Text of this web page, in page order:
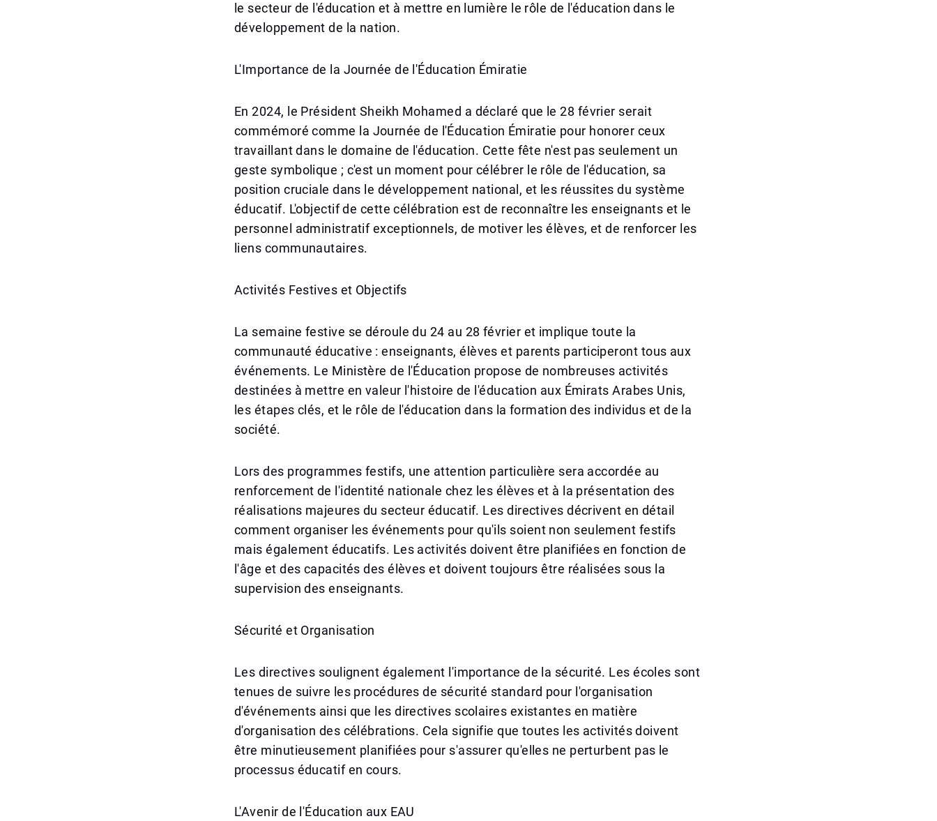
le secteur de l'éducation et à mettre en lumière le rôle de l'éducation dans le
développement de la nation.
L'Importance de la Journée de l'Éducation Émiratie
En 2024, le Président Sheikh Mohamed a déclaré que le 28 février serait
commémoré comme la Journée de l'Éducation Émiratie pour honorer ceux
travaillant dans le domaine de l'éducation. Cette fête n'est pas seulement un
geste symbolique ; c'est un moment pour célébrer le rôle de l'éducation, sa
position cruciale dans le développement national, et les réussites du système
éducatif. L'objectif de cette célébration est de reconnaître les enseignants et le
personnel administratif exceptionnels, de motiver les élèves, et de renforcer les
liens communautaires.
Activités Festives et Objectifs
La semaine festive se déroule du 24 au 28 février et implique toute la
communauté éducative : enseignants, élèves et parents participeront tous aux
événements. Le Ministère de l'Éducation propose de nombreuses activités
destinées à mettre en valeur l'histoire de l'éducation aux Émirats Arabes Unis,
les étapes clés, et le rôle de l'éducation dans la formation des individus et de la
société.
Lors des programmes festifs, une attention particulière sera accordée au
renforcement de l'identité nationale chez les élèves et à la présentation des
réalisations majeures du secteur éducatif. Les directives décrivent en détail
comment organiser les événements pour qu'ils soient non seulement festifs
mais également éducatifs. Les activités doivent être planifiées en fonction de
l'âge et des capacités des élèves et doivent toujours être réalisées sous la
supervision des enseignants.
Sécurité et Organisation
Les directives soulignent également l'importance de la sécurité. Les écoles sont
tenues de suivre les procédures de sécurité standard pour l'organisation
d'événements ainsi que les directives scolaires existantes en matière
d'organisation des célébrations. Cela signifie que toutes les activités doivent
être minutieusement planifiées pour s'assurer qu'elles ne perturbent pas le
processus éducatif en cours.
L'Avenir de l'Éducation aux EAU